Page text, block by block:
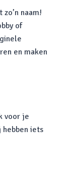
naam!
of
en maken
voor je
iets